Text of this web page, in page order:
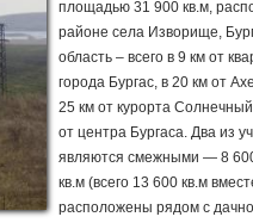
площадью 31 900 кв.м,
районе села Изворище,
область – всего в 9 км от
города Бургас, в 20 км от
25 км от курорта
от центра Бургаса. Два из
являются смежными — 8
кв.м (всего 13 600 кв.м
расположены рядом с